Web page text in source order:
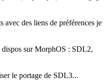
avec des liens de préférences je
dispos sur MorphOS : SDL2,
le portage de SDL3...